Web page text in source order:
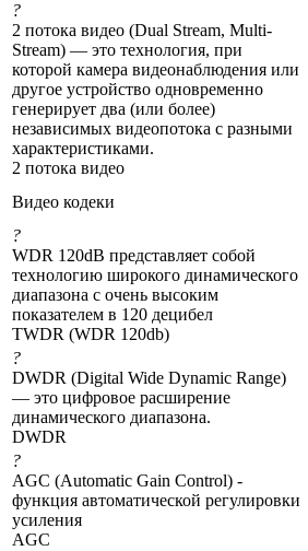
?
2 потока видео (Dual Stream, Multi-
Stream) — это технология, при
которой камера видеонаблюдения или
другое устройство одновременно
генерирует два (или более)
независимых видеопотока с разными
характеристиками.
2 потока видео
Видео кодеки
?
WDR 120dB представляет собой
технологию широкого динамического
диапазона с очень высоким
показателем в 120 децибел
TWDR (WDR 120db)
?
DWDR (Digital Wide Dynamic Range)
— это цифровое расширение
динамического диапазона.
DWDR
?
AGC (Automatic Gain Control) -
функция автоматической регулировки
усиления
AGC